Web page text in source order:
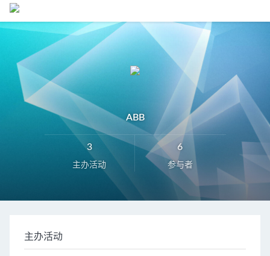
ABB
3
主办活动
6
参与者
主办活动